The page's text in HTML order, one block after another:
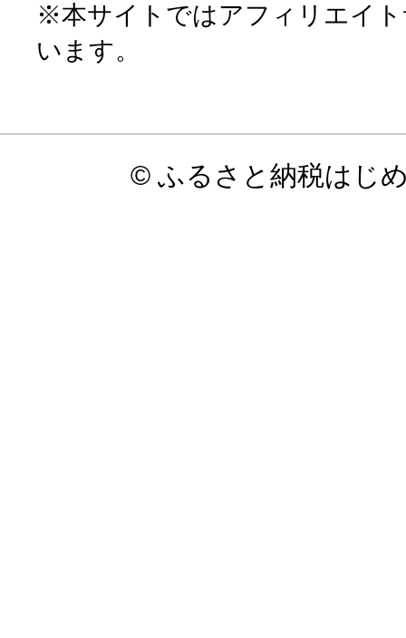
※本サイトではアフィリエイ
います。
© ふるさと納税はじ